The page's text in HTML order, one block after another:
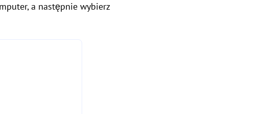
a następnie wybierz